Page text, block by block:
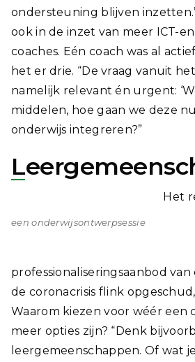
ondersteuning blijven
ook in de inzet van meer ICT-
coaches. Eén coach was al
het er drie. “De vraag vanuit
namelijk relevant én urgent:
middelen, hoe gaan we deze
onderwijs integreren?”
een onderwijsontwerpsessie
Het
professionaliseringsaanbod
de coronacrisis flink
Waarom kiezen voor wéér een
meer opties zijn? “Denk
leergemeenschappen. Of wat